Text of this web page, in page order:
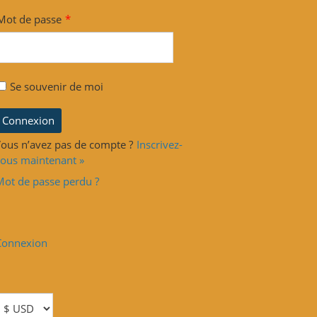
de passe *
Se souvenir de moi
n’avez pas de compte ? Inscrivez-
maintenant »
de passe perdu ?